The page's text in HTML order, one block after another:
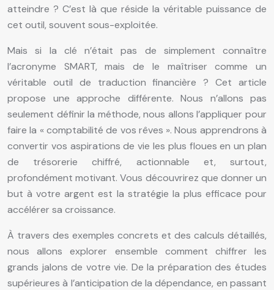
atteindre ? C’est là que réside la véritable puissance de
cet outil, souvent sous-exploitée.
Mais si la clé n’était pas de simplement connaître
l’acronyme SMART, mais de le maîtriser comme un
véritable outil de traduction financière ? Cet article
propose une approche différente. Nous n’allons pas
seulement définir la méthode, nous allons l’appliquer pour
faire la « comptabilité de vos rêves ». Nous apprendrons à
convertir vos aspirations de vie les plus floues en un plan
de trésorerie chiffré, actionnable et, surtout,
profondément motivant. Vous découvrirez que donner un
but à votre argent est la stratégie la plus efficace pour
accélérer sa croissance.
À travers des exemples concrets et des calculs détaillés,
nous allons explorer ensemble comment chiffrer les
grands jalons de votre vie. De la préparation des études
supérieures à l’anticipation de la dépendance, en passant